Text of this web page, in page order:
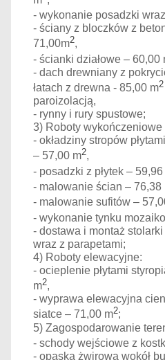
- wykonanie posadzki
- ściany z bloczków z
71,00m2,
- ścianki działowe – 60,00
- dach drewniany z
łatach z drewna - 85,00 m2
paroizolacją,
- rynny i rury spustowe;
3) Roboty wykończeniowe
- okładziny stropów
– 57,00 m2,
- posadzki z płytek – 59,96
- malowanie ścian – 76,38
- malowanie sufitów –
- wykonanie tynku
- dostawa i montaż
wraz z parapetami;
4) Roboty elewacyjne:
- ocieplenie płytami
m2,
- wyprawa elewacyjna
siatce – 71,00 m2;
5) Zagospodarowanie
- schody wejściowe z
- opaska żwirowa wokół